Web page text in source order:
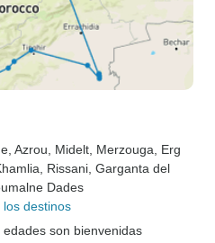
, Azrou , Midelt , Merzouga , Erg
, Rissani , Garganta del
Dades
los destinos
edades son bienvenidas